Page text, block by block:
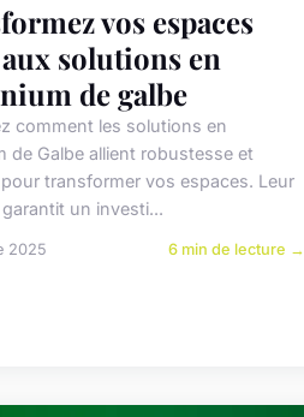
vos espaces
solutions en
de galbe
comment les solutions en
de Galbe allient robustesse et
transformer vos espaces. Leur
un investi...
2025 6 min de lecture →